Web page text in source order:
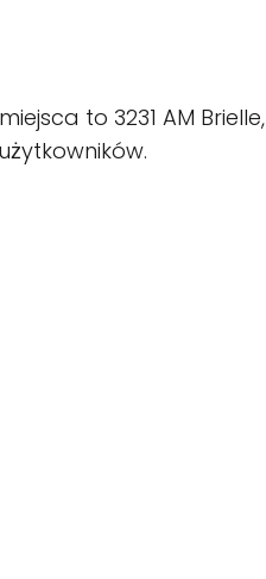
to 3231 AM Brielle,